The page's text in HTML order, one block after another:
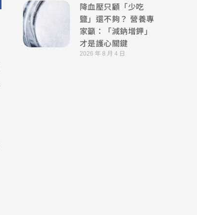
降血壓只顧「少吃
鹽」還不夠？ 營養專
家籲：「減鈉增鉀」
才是護心關鍵
2026 年 8 月 4 日